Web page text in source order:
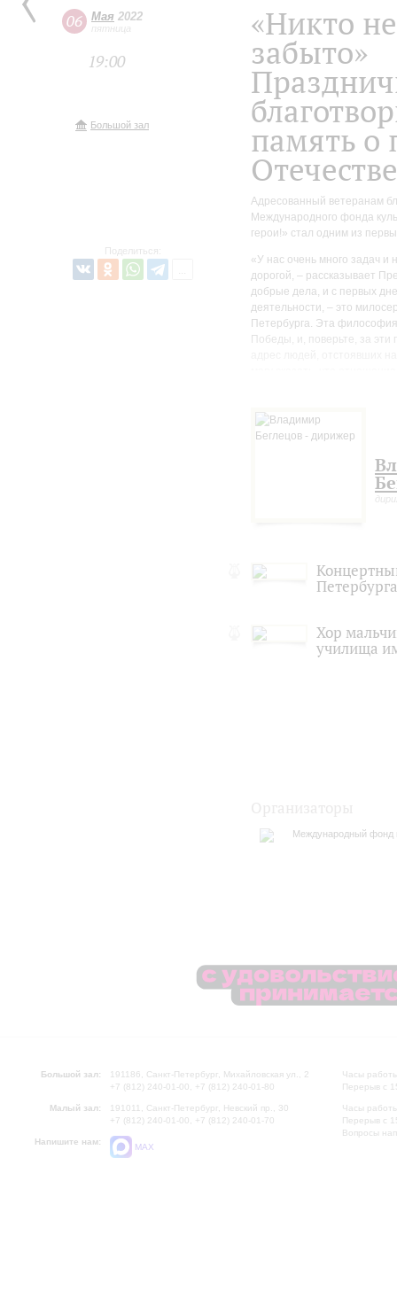
06 Мая 2022
пятница
19:00
Большой зал
Поделиться:
«Никто
забыто»
память о
Адресованный ветеранам
Международного фонда
герои!» стал одним из
«У нас очень много задач и
дорогой, – рассказывает
добрые дела, и с первых
деятельности, – это
Петербурга. Эта
Победы, и, поверьте, за эти
На Праздничном
М.И.Глинки под
Петербурга
Хор
училища
Международный фонд
Большой зал:
191186, Санкт-Петербург, Михайловская ул., 2
+7 (812) 240-01-00, +7 (812) 240-01-80
Малый зал:
191011, Санкт-Петербург, Невский пр., 30
+7 (812) 240-01-00, +7 (812) 240-01-70
Напишите нам:
MAX
Часы
Перерыв с
Часы
Перерыв с
Вопросы